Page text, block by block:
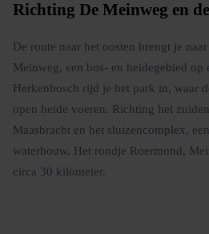
Richting De Meinweg en
De route naar het oosten brengt je
Meinweg, een bos- en heidegebied op
Herkenbosch rijd je het park in, waar
open heide voeren. Richting het
Maasbracht en het sluizencomplex,
waterbouw. Het rondje Roermond,
circa 30 kilometer.